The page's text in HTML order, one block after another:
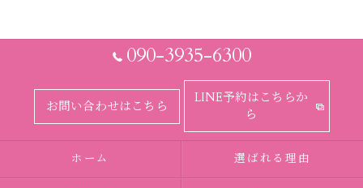
090-3935-6300
お問い合わせはこちら
LINE予約はこちらか
ら
ホーム 選ばれる理由